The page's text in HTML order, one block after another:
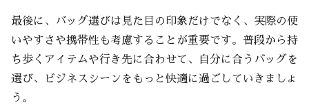
最後に、バッグ選びは見た目の印象だけでなく、実際の使
いやすさや携帯性も考慮することが重要です。普段から持
ち歩くアイテムや行き先に合わせて、自分に合うバッグを
選び、ビジネスシーンをもっと快適に過ごしていきましょ
う。